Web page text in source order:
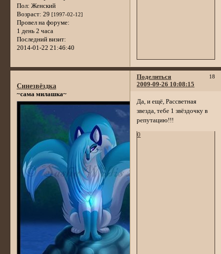
Пол: Женский
Возраст: 29 [1997-02-12]
Провел на форуме:
1 день 2 часа
Последний визит:
2014-01-22 21:46:40
Поделиться 18
2009-09-26 10:08:15
Синезвёздка
~сама милашка~
Да, и ещё, Рассветная
звезда, тебе 1 звёздочку в
репутацию!!!
0